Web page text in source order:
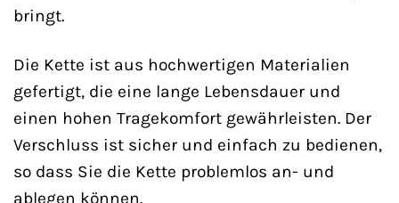
bringt.
Die Kette ist aus hochwertigen Materialien
gefertigt, die eine lange Lebensdauer und
einen hohen Tragekomfort gewährleisten. Der
Verschluss ist sicher und einfach zu bedienen,
so dass Sie die Kette problemlos an- und
ablegen können.